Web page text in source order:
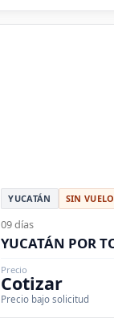
YUCATÁN SIN VUELO
09 días
YUCATÁN POR
Precio
Cotizar
Precio bajo solicitud